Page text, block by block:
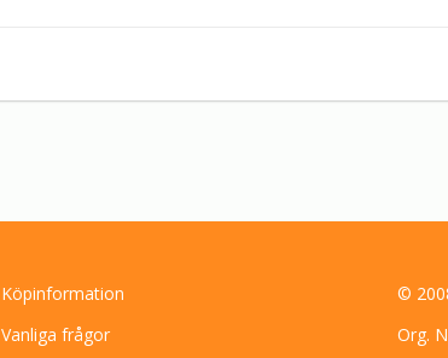
Köpinformation
Vanliga frågor
©
Org.